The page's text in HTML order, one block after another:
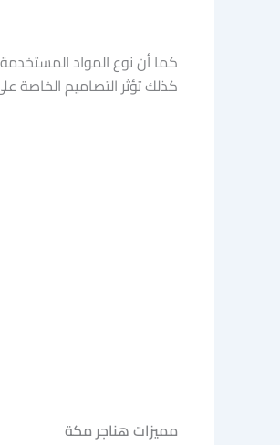
كما أن نوع المواد
كذلك تؤثر التصاميم الخاصة
مميزات هناجر مكة